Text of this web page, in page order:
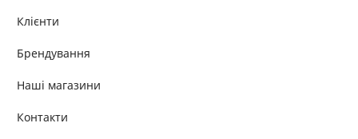
Клієнти
Брендування
Наші магазини
Контакти